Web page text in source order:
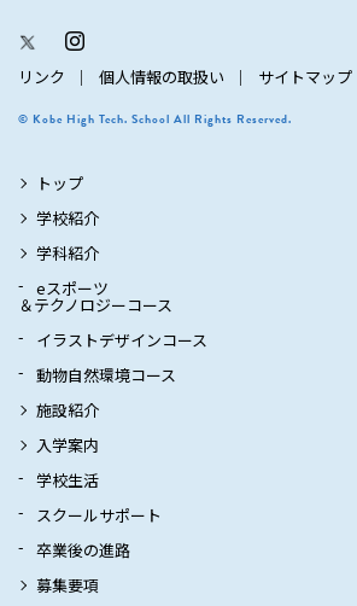
リンク 個人情報の取扱い サイトマップ
© Kobe High Tech. School All Rights Reserved.
トップ
学校紹介
学科紹介
eスポーツ
＆テクノロジーコース
イラストデザインコース
動物自然環境コース
施設紹介
入学案内
学校生活
スクールサポート
卒業後の進路
募集要項